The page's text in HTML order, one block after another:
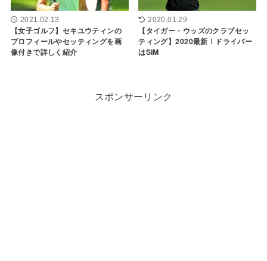
2021.02.13
【女子ゴルフ】セキユウティンの
プロフィールやセッティングを画
像付きで詳しく紹介
2020.01.29
【タイガー・ウッズのクラブセッ
ティング】2020最新！ドライバー
はSIM
スポンサーリンク